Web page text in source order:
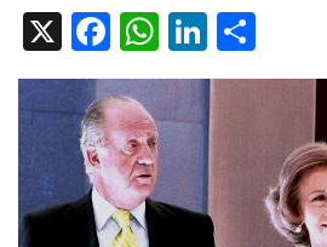
X Facebook
WhatsApp
LinkedIn